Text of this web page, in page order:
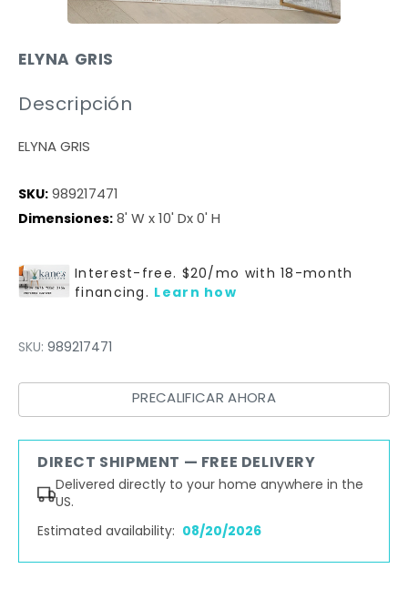
ELYNA GRIS
SKU: 989217471
PRECALIFICAR AHORA
DIRECT SHIPMENT — FREE DELIVERY
Delivered directly to your home anywhere in the
US.
Estimated availability: 08/20/2026
Descripción
ELYNA GRIS
SKU: 989217471
Dimensiones: 8' W x 10' Dx 0' H